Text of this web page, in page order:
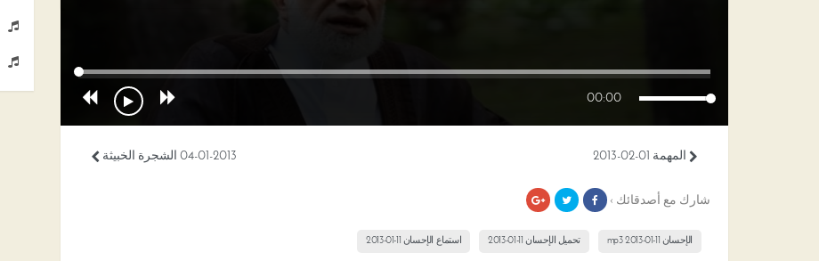
00:00
04-01-2013 الشجرة الخبيثة المهمة 01-02-2013
شارك مع أصدقائك ›
الإحسان 11-01-2013 mp3 تحميل الإحسان 11-01-2013 استماع الإحسان 11-01-2013